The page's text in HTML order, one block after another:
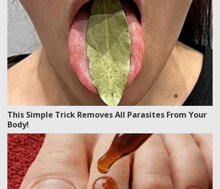
This Simple Trick Removes All Parasites From Your
Body!